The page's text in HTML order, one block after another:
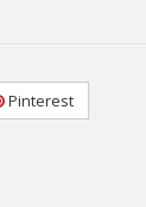
Pinterest